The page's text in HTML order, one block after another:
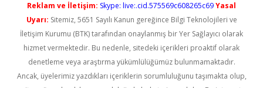
Reklam ve İletişim: Skype: live:.cid.575569c608265c69Yasal
Uyarı: Sitemiz, 5651 Sayılı Kanun gereğince Bilgi Teknolojileri ve
İletişim Kurumu (BTK) tarafından onaylanmış bir Yer Sağlayıcı olarak
hizmet vermektedir. Bu nedenle, sitedeki içerikleri proaktif olarak
denetleme veya araştırma yükümlülüğümüz bulunmamaktadır.
Ancak, üyelerimiz yazdıkları içeriklerin sorumluluğunu taşımakta olup,